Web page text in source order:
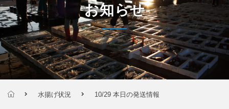
お知らせ
水揚げ状況 10/29 本日の発送情報